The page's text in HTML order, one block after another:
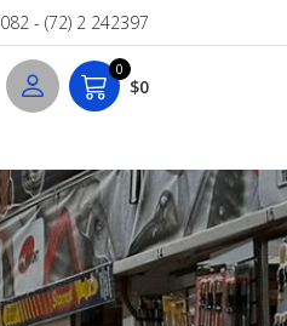
- (72) 2 242397
0
$0